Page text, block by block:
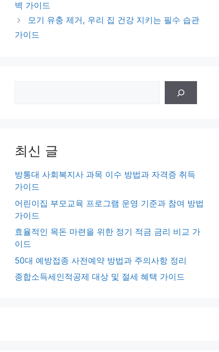
리
벽 가이드
모기 유충 제거, 우리 집 건강 지키는 필수 습관
가이드
최신 글
방통대 사회복지사 과목 이수 방법과 자격증 취득
가이드
어린이집 부모교육 프로그램 운영 기준과 참여 방법
가이드
효율적인 목돈 마련을 위한 정기 적금 금리 비교 가
이드
50대 예방접종 사전예약 방법과 주의사항 정리
종합소득세인적공제 대상 및 절세 혜택 가이드